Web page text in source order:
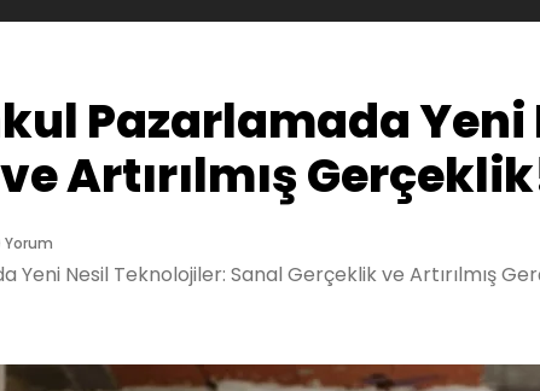
Pazarlamada Yeni
Artırılmış
Yorum
Nesil Teknolojiler: Sanal Gerçeklik ve Artırılmış